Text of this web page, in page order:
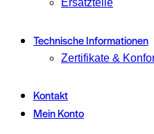
Ersatzteile
Technische Informationen
Zertifikate &
Kontakt
Mein Konto